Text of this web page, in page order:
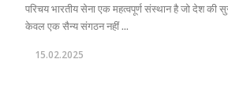
परिचय भारतीय सेना एक महत्वपूर्ण संस्थान है जो देश की
केवल एक सैन्य संगठन नहीं ...
15.02.2025